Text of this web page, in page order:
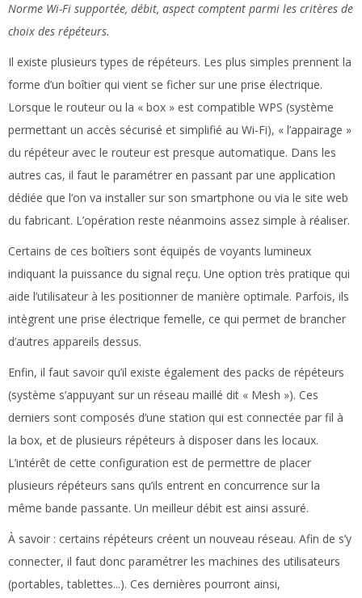
Norme Wi-Fi supportée, débit, aspect comptent parmi les critères de
choix des répéteurs.
Il existe plusieurs types de répéteurs. Les plus simples prennent la
forme d’un boîtier qui vient se ficher sur une prise électrique.
Lorsque le routeur ou la « box » est compatible WPS (système
permettant un accès sécurisé et simplifié au Wi-Fi), « l’appairage »
du répéteur avec le routeur est presque automatique. Dans les
autres cas, il faut le paramétrer en passant par une application
dédiée que l’on va installer sur son smartphone ou via le site web
du fabricant. L’opération reste néanmoins assez simple à réaliser.
Certains de ces boîtiers sont équipés de voyants lumineux
indiquant la puissance du signal reçu. Une option très pratique qui
aide l’utilisateur à les positionner de manière optimale. Parfois, ils
intègrent une prise électrique femelle, ce qui permet de brancher
d’autres appareils dessus.
Enfin, il faut savoir qu’il existe également des packs de répéteurs
(système s’appuyant sur un réseau maillé dit « Mesh »). Ces
derniers sont composés d’une station qui est connectée par fil à
la box, et de plusieurs répéteurs à disposer dans les locaux.
L’intérêt de cette configuration est de permettre de placer
plusieurs répéteurs sans qu’ils entrent en concurrence sur la
même bande passante. Un meilleur débit est ainsi assuré.
À savoir : certains répéteurs créent un nouveau réseau. Afin de s’y
connecter, il faut donc paramétrer les machines des utilisateurs
(portables, tablettes...). Ces dernières pourront ainsi,